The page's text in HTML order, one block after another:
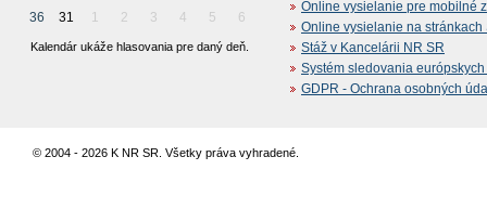
36 31 1 2 3 4 5 6
Kalendár ukáže hlasovania pre daný deň.
Online vysielanie pre mobilné
Online vysielanie na stránkach
Stáž v Kancelárii NR SR
Systém sledovania
GDPR - Ochrana osobných
© 2004 - 2026 K NR SR. Všetky práva vyhradené.